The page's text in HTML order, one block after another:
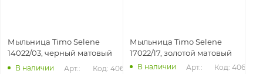
Мыльница Timo Selene
14022/03, черный матовый
В наличии
Арт.:
Код: 40653
Мыльница Timo Selene
17022/17, золотой матовый
В наличии
Арт.:
Код: 40654